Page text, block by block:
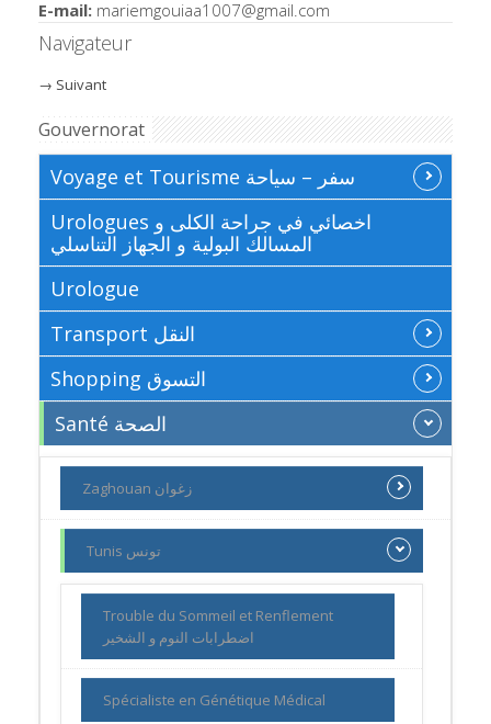
E-mail: mariemgouiaa1007@gmail.com
Navigateur
→ Suivant
Gouvernorat
Voyage et Tourisme سفر – سياحة
Urologues اخصائي في جراحة الكلى و
المسالك البولية و الجهاز التناسلي
Urologue
Transport النقل
Shopping التسوق
Santé الصحة
Zaghouan زغوان
Tunis تونس
Trouble du Sommeil et Renflement
اضطرابات النوم و الشخير
Spécialiste en Génétique Médical